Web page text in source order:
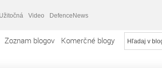
Užitočná Video DefenceNews
Zoznam blogov Komerčné blogy